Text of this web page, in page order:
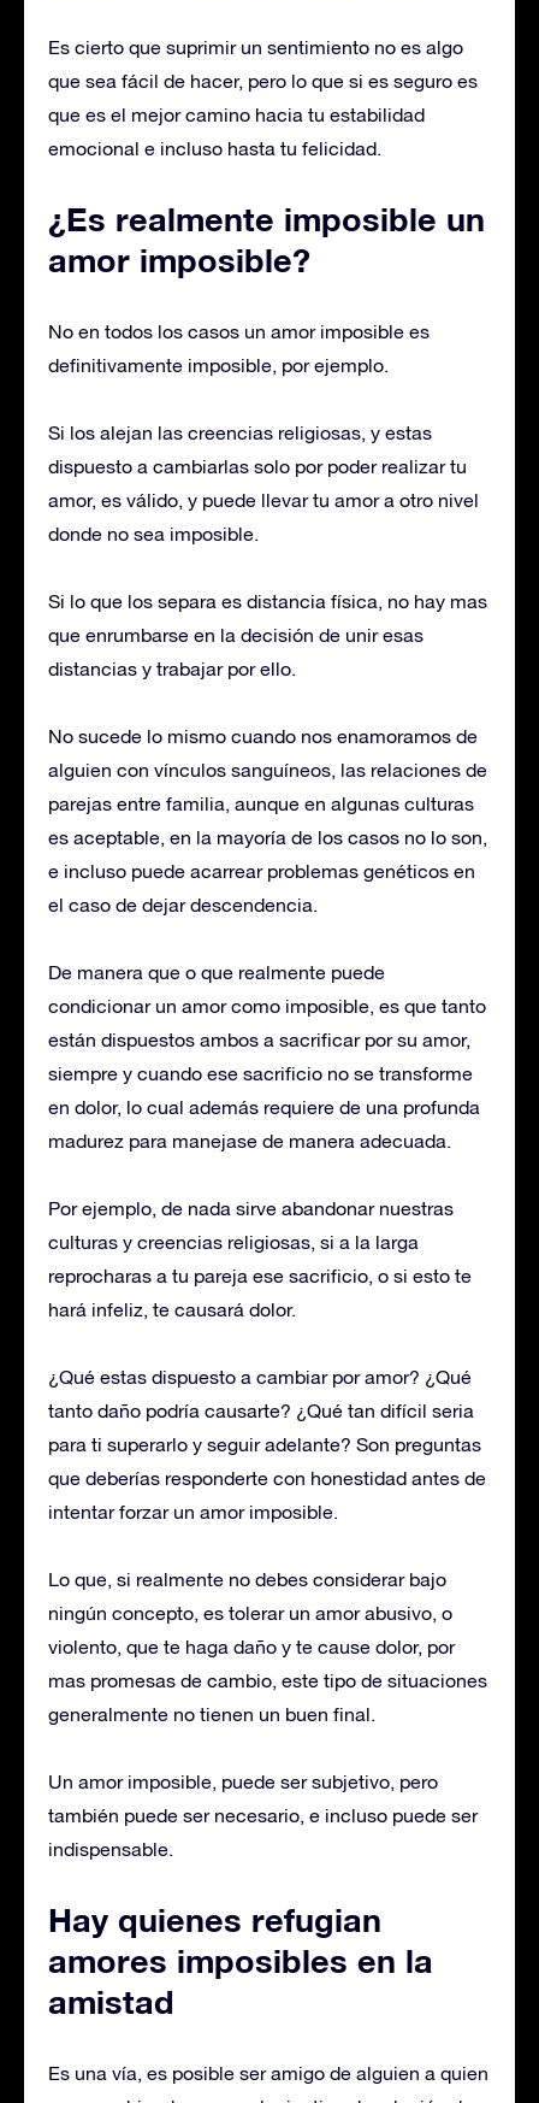
Es cierto que suprimir un sentimiento no es algo
que sea fácil de hacer, pero lo que si es seguro es
que es el mejor camino hacia tu estabilidad
emocional e incluso hasta tu felicidad.
¿Es realmente imposible un
amor imposible?
No en todos los casos un amor imposible es
definitivamente imposible, por ejemplo.
Si los alejan las creencias religiosas, y estas
dispuesto a cambiarlas solo por poder realizar tu
amor, es válido, y puede llevar tu amor a otro nivel
donde no sea imposible.
Si lo que los separa es distancia física, no hay mas
que enrumbarse en la decisión de unir esas
distancias y trabajar por ello.
No sucede lo mismo cuando nos enamoramos de
alguien con vínculos sanguíneos, las relaciones de
parejas entre familia, aunque en algunas culturas
es aceptable, en la mayoría de los casos no lo son,
e incluso puede acarrear problemas genéticos en
el caso de dejar descendencia.
De manera que o que realmente puede
condicionar un amor como imposible, es que tanto
están dispuestos ambos a sacrificar por su amor,
siempre y cuando ese sacrificio no se transforme
en dolor, lo cual además requiere de una profunda
madurez para manejase de manera adecuada.
Por ejemplo, de nada sirve abandonar nuestras
culturas y creencias religiosas, si a la larga
reprocharas a tu pareja ese sacrificio, o si esto te
hará infeliz, te causará dolor.
¿Qué estas dispuesto a cambiar por amor? ¿Qué
tanto daño podría causarte? ¿Qué tan difícil seria
para ti superarlo y seguir adelante? Son preguntas
que deberías responderte con honestidad antes de
intentar forzar un amor imposible.
Lo que, si realmente no debes considerar bajo
ningún concepto, es tolerar un amor abusivo, o
violento, que te haga daño y te cause dolor, por
mas promesas de cambio, este tipo de situaciones
generalmente no tienen un buen final.
Un amor imposible, puede ser subjetivo, pero
también puede ser necesario, e incluso puede ser
indispensable.
Hay quienes refugian
amores imposibles en la
amistad
Es una vía, es posible ser amigo de alguien a quien